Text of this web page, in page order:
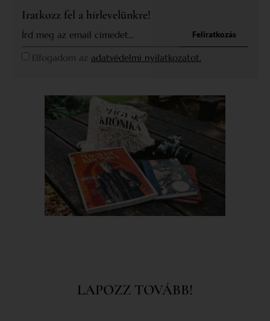
Iratkozz fel a hírlevelünkre!
Elfogadom az adatvédelmi nyilatkozatot.
Feliratkozás
LAPOZZ TOVÁBB!